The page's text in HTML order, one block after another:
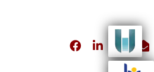
Facebook
opens in new
Linkedin
opens inX